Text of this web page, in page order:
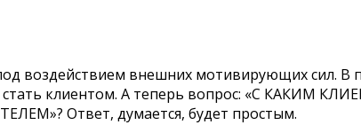
воздействием внешних мотивирующих сил.
стать клиентом. А теперь вопрос: «С КАКИМ
Ответ, думается, будет простым.